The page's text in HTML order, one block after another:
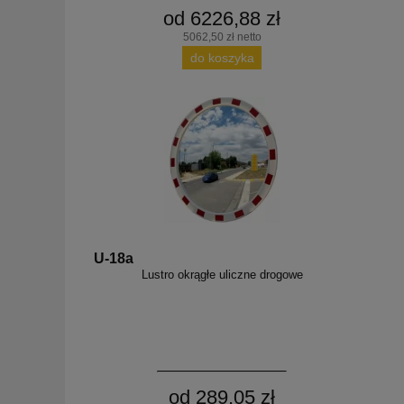
od 6226,88 zł
5062,50 zł netto
do koszyka
U-18a
Lustro okrągłe uliczne drogowe
od 289,05 zł